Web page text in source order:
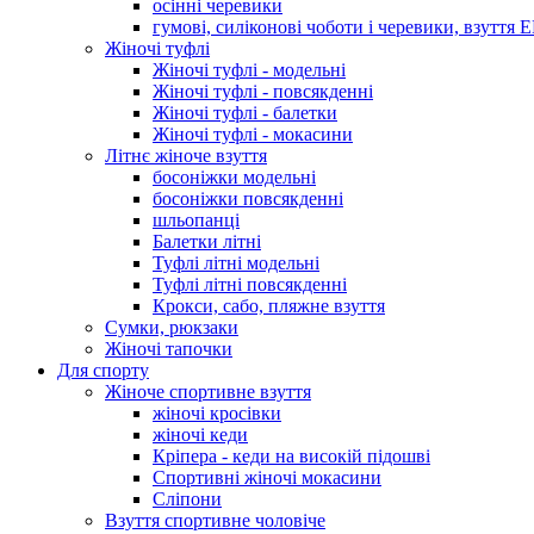
осінні черевики
гумові, силіконові чоботи і черевики, взуття
Жіночі туфлі
Жіночі туфлі - модельні
Жіночі туфлі - повсякденні
Жіночі туфлі - балетки
Жіночі туфлі - мокасини
Літнє жіноче взуття
босоніжки модельні
босоніжки повсякденні
шльопанці
Балетки літні
Туфлі літні модельні
Туфлі літні повсякденні
Крокси, сабо, пляжне взуття
Сумки, рюкзаки
Жіночі тапочки
Для спорту
Жіноче спортивне взуття
жіночі кросівки
жіночі кеди
Кріпера - кеди на високій підошві
Спортивні жіночі мокасини
Сліпони
Взуття спортивне чоловіче